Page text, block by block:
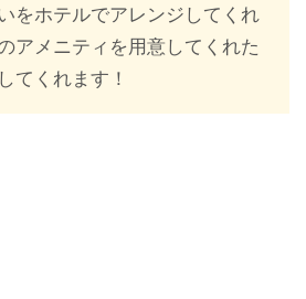
をホテルでアレンジしてくれ
アメニティを用意してくれた
てくれます！